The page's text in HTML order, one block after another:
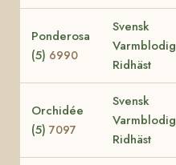
Ponderosa
(5) 6990
Svensk
Varmblodig
Ridhäst
Orchidée
(5) 7097
Svensk
Varmblodig
Ridhäst